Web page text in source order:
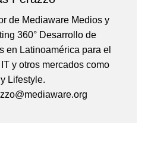
de Mediaware Medios y
360° Desarrollo de
en Latinoamérica para el
y otros mercados como
Lifestyle.